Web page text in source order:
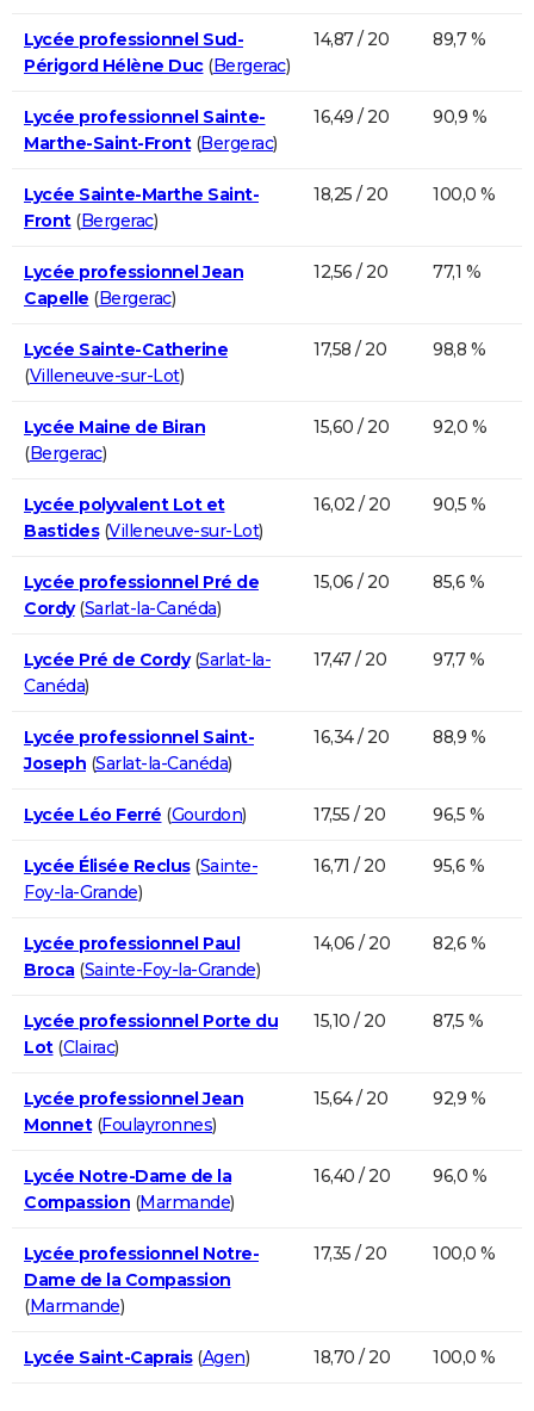
Lycée professionnel Sud-
Périgord Hélène Duc(Bergerac)
14,87 / 20 89,7 %
Lycée professionnel Sainte-
Marthe-Saint-Front(Bergerac)
16,49 / 20 90,9 %
Lycée Sainte-Marthe Saint-
Front(Bergerac)
18,25 / 20 100,0 %
Lycée professionnel Jean
Capelle (Bergerac)
12,56 / 20 77,1 %
Lycée Sainte-Catherine
(Villeneuve-sur-Lot)
17,58 / 20 98,8 %
Lycée Maine de Biran
(Bergerac)
15,60 / 20 92,0 %
Lycée polyvalent Lot et
Bastides(Villeneuve-sur-Lot)
16,02 / 20 90,5 %
Lycée professionnel Pré de
Cordy(Sarlat-la-Canéda)
15,06 / 20 85,6 %
Lycée Pré de Cordy(Sarlat-la-
Canéda)
17,47 / 20 97,7 %
Lycée professionnel Saint-
Joseph (Sarlat-la-Canéda)
16,34 / 20 88,9 %
Lycée Léo Ferré (Gourdon) 17,55 / 20 96,5 %
Lycée Élisée Reclus(Sainte-
Foy-la-Grande)
16,71 / 20 95,6 %
Lycée professionnel Paul
Broca(Sainte-Foy-la-Grande)
14,06 / 20 82,6 %
Lycée professionnel Porte du
Lot(Clairac)
15,10 / 20 87,5 %
Lycée professionnel Jean
Monnet(Foulayronnes)
15,64 / 20 92,9 %
Lycée Notre-Dame de la
Compassion (Marmande)
16,40 / 20 96,0 %
Lycée professionnel Notre-
Dame de la Compassion
(Marmande)
17,35 / 20 100,0 %
Lycée Saint-Caprais(Agen) 18,70 / 20 100,0 %